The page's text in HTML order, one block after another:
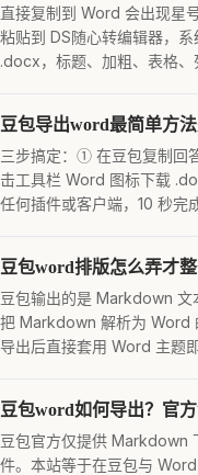
直接复制到 Word 会出现星
粘贴到 DS随心转编辑器，
.docx，标题、加粗、表格、
豆包导出word最简单方法
三步搞定：① 在豆包复制回
击工具栏 Word 图标下载
任何插件或客户端，10 秒完成
豆包word排版怎么弄才整
豆包输出的是 Markdown 文
把 Markdown 解析为 Word
导出后直接套用 Word 主题
豆包word如何导出？官方
豆包官方仅提供 Markdown
件。本站等于在豆包与